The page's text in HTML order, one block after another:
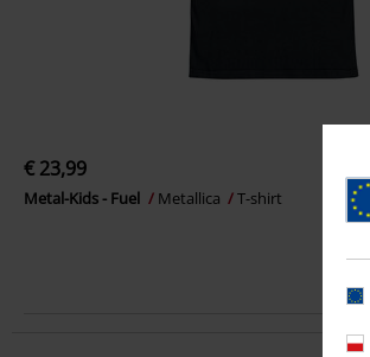
€ 23,99
Metal-Kids - Fuel Metallica T-shirt